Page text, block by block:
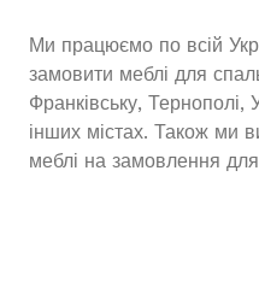
Ми працюємо по всій
замовити меблі для
Франківську, Тернополі,
інших містах. Також ми
меблі на замовлення для